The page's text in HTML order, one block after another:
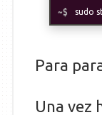
sudo
Para
Una vez